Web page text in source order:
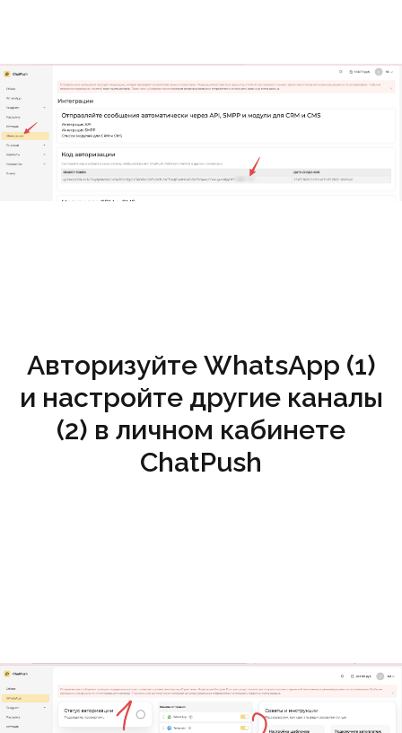
Авторизуйте WhatsApp (1)
и настройте другие каналы
(2) в личном кабинете
ChatPush